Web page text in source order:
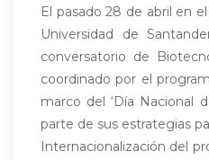
El pasado 28 de abril en
Universidad de
conversatorio de
coordinado por el
marco del ‘Día Nacional
parte de sus estrategias
Internacionalización del